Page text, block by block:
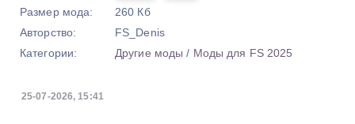
Размер мода:
260 Кб
Авторство:
FS_Denis
Категории:
Другие моды / Моды для FS 2025
25-07-2026, 15:41